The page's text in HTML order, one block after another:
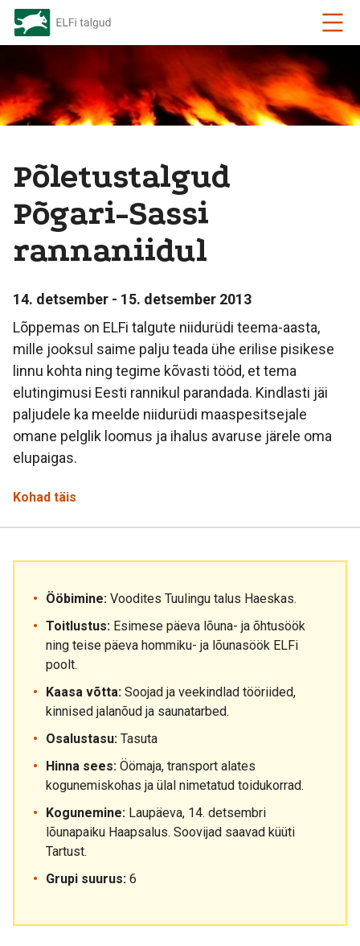
Põletustalgud
Põgari-Sassi
rannaniidul
14. detsember - 15. detsember 2013
Lõppemas on ELFi talgute niidurüdi teema-aasta,
mille jooksul saime palju teada ühe erilise pisikese
linnu kohta ning tegime kõvasti tööd, et tema
elutingimusi Eesti rannikul parandada. Kindlasti jäi
paljudele ka meelde niidurüdi maaspesitsejale
omane pelglik loomus ja ihalus avaruse järele oma
elupaigas.
Kohad täis
Ööbimine: Voodites Tuulingu talus Haeskas.
Toitlustus: Esimese päeva lõuna- ja õhtusöök
ning teise päeva hommiku- ja lõunasöök ELFi
poolt.
Kaasa võtta: Soojad ja veekindlad tööriided,
kinnised jalanõud ja saunatarbed.
Osalustasu: Tasuta
Hinna sees: Öömaja, transport alates
kogunemiskohas ja ülal nimetatud toidukorrad.
Kogunemine: Laupäeva, 14. detsembri
lõunapaiku Haapsalus. Soovijad saavad küüti
Tartust.
Grupi suurus: 6